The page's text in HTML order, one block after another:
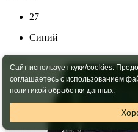
27
Синий
Сайт использует куки/cookies.
соглашаетесь с использованием
политикой обработки данных.